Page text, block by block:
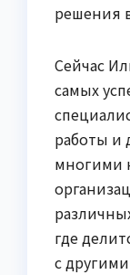
решения
Сейчас
самых
работы и
многими
где
с